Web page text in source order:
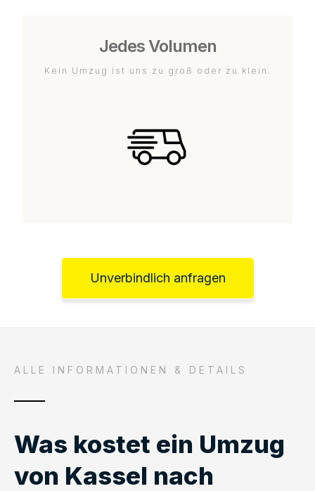
Jedes Volumen
Kein Umzug ist uns zu groß oder zu klein.
Unverbindlich anfragen
ALLE INFORMATIONEN & DETAILS
Was kostet ein Umzug
von Kassel nach